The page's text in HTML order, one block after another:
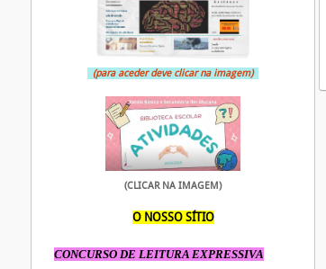
(para aceder deve clicar na imagem)
(CLICAR NA IMAGEM)
O NOSSO SÍTIO
CONCURSO DE LEITURA EXPRESSIVA